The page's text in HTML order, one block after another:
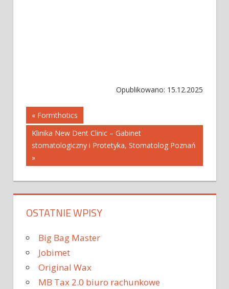
Opublikowano: 15.12.2025
Nawigacja
wpisu
« Formthotics
Klinika New Dent Clinic – Gabinet
stomatologiczny i Protetyka, Stomatolog Poznań
»
OSTATNIE WPISY
Big Bag Master
Jobimet
Original Wax
MB Tax 2.0 biuro rachunkowe